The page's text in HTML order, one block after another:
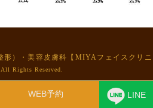
形）・美容皮膚科【MIYAフェイスクリニ
All Rights Reserved.
WEB予約 LINE